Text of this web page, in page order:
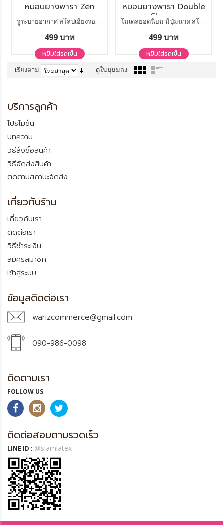
หมอนยางพารา Zen
รูระบายอากาศ สโลปเอียงรองรับต้นคอ
499 บาท
หยิบใส่รถเข็น
หมอนยางพารา Double
Slopes โมเดลยอดนิยม มีปุ่มนวด สโลปเอียงรองรับต้นคอ
499 บาท
หยิบใส่รถเข็น
เรียงตาม
ดูในมุมมอง:
บริการลูกค้า
โปรโมชั่น
บทความ
วิธีสั่งซื้อสินค้า
วิธีจัดส่งสินค้า
ติดตามสถานะจัดส่ง
เกี่ยวกับร้าน
เกี่ยวกับเรา
ติดต่อเรา
วิธีชำระเงิน
สมัครสมาชิก
เข้าสู่ระบบ
ข้อมูลติดต่อเรา
warizcommerce@gmail.com
090-986-0098
ติดตามเรา
FOLLOW US
ติดต่อสอบถามรวดเร็ว
LINE ID : @siamlatex